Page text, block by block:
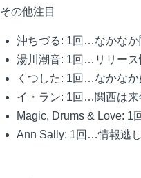
その他注目
沖ちづる: 1回…なかなか
湯川潮音: 1回…リリース
くつした: 1回…なかな
イ・ラン: 1回…関西は
Magic, Drums & Love: 1
Ann Sally: 1回…情報逃